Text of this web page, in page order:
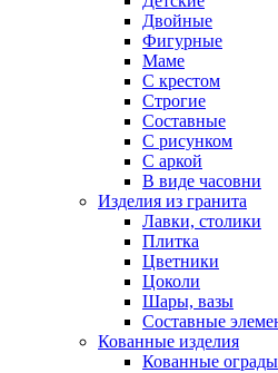
Двойные
Фигурные
Маме
С крестом
Строгие
Составные
С рисунком
С аркой
В виде часовни
Изделия из гранита
Лавки, столики
Плитка
Цветники
Цоколи
Шары, вазы
Составные
Кованные изделия
Кованные ограды